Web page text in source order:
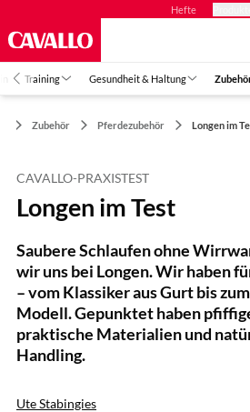
Hefte
Training Gesundheit & Haltung
Zubehör Pferdezubehör Longen im
CAVALLO-PRAXISTEST
Longen im Test
Saubere Schlaufen ohne
wir uns bei Longen. Wir haben
– vom Klassiker aus Gurt bis
Modell. Gepunktet haben
praktische Materialien und
Handling.
Ute Stabingies